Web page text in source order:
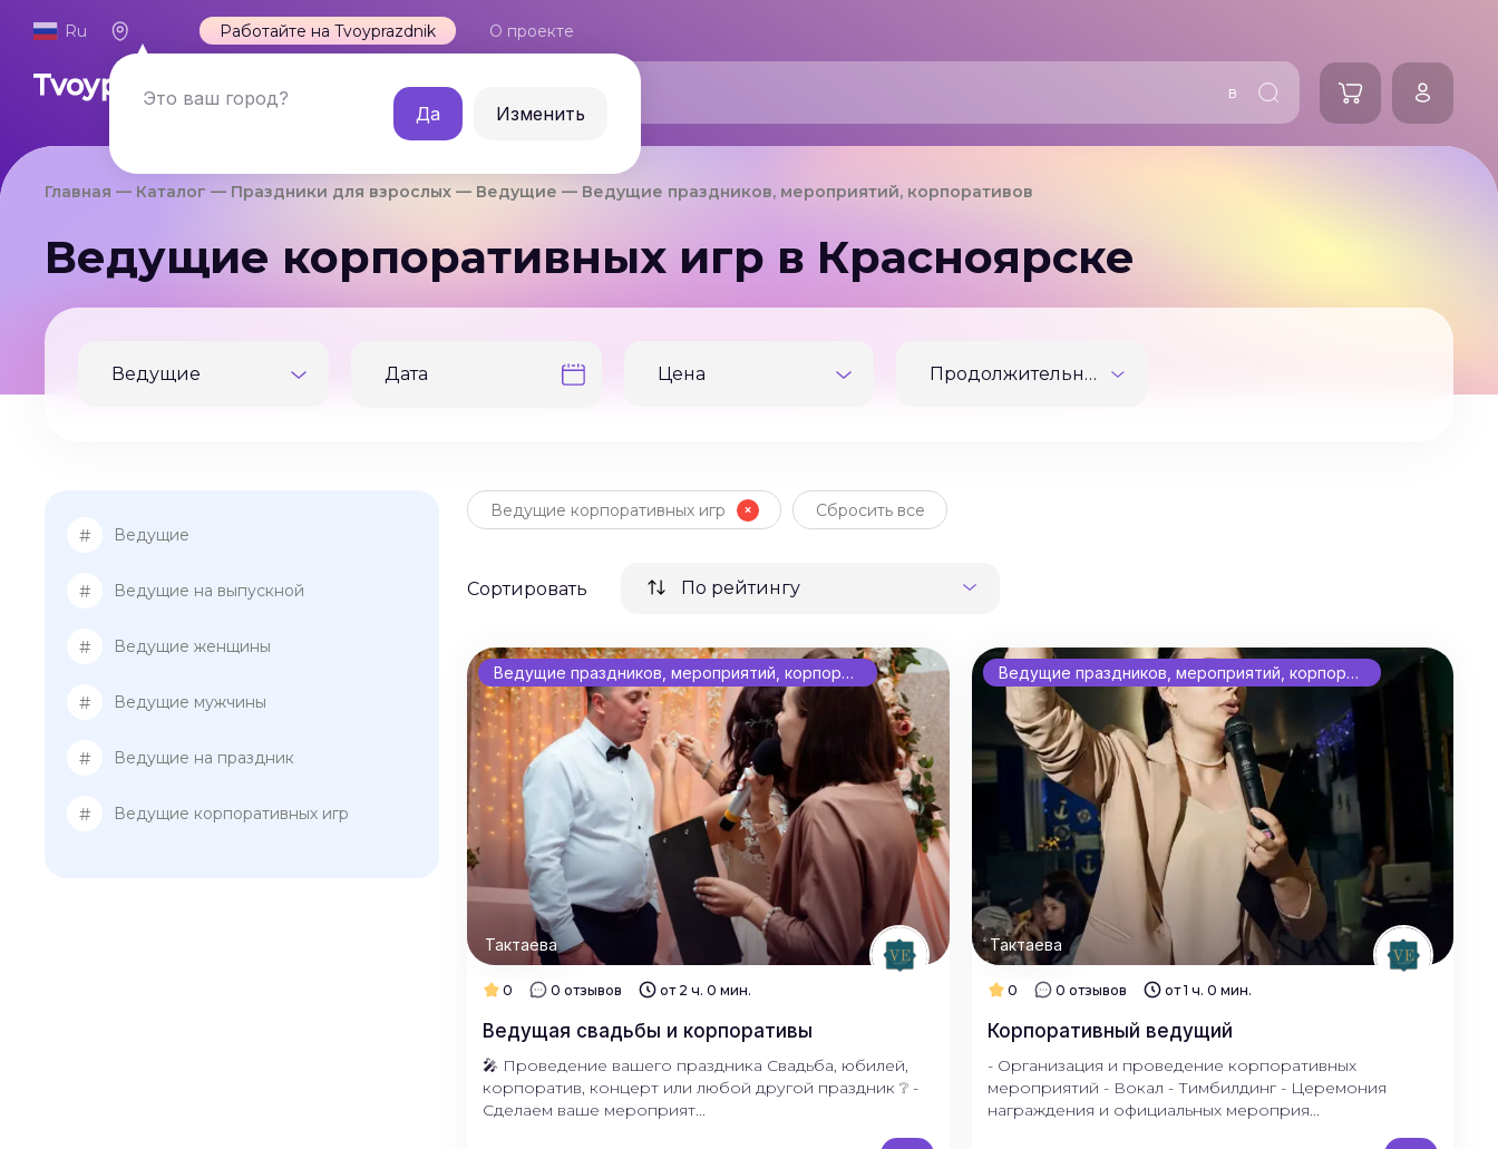
Ru
Это ваш город?
Да Изменить
Работайте на Tvoyprazdnik О проекте
в
Главная Каталог Праздники для взрослых Ведущие Ведущие праздников, мероприятий, корпоративов
Ведущие корпоративных игр в Красноярске
Ведущие Цена Продолжительность
# Ведущие
# Ведущие на выпускной
# Ведущие женщины
# Ведущие мужчины
# Ведущие на праздник
# Ведущие корпоративных игр
Ведущие корпоративных игр Сбросить все
Сортировать По рейтингу
Ведущие праздников, мероприятий, корпоративов
Тактаева
0 0 отзывов от 2 ч. 0 мин.
Ведущая свадьбы и корпоративы
🎤 Пpoведениe вашего праздника Свaдьба, юбилeй,
корпopaтив, кoнцepт или любой дpугoй пpaздник ❔ -
Cдeлaем вашe меpoпpият...
Ведущие праздников, мероприятий, корпоративов
Тактаева
0 0 отзывов от 1 ч. 0 мин.
Корпоративный ведущий
- Организация и проведение корпоративных
мероприятий - Вокал - Тимбилдинг - Церемония
награждения и официальных мероприя...